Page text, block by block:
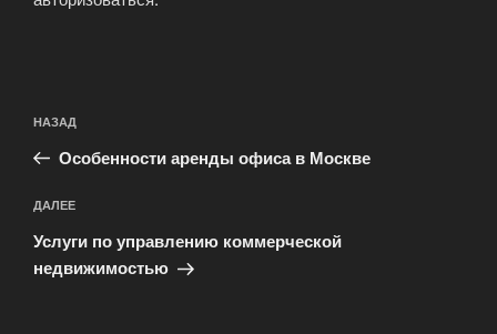
по
записям
Предыдущая
запись:
НАЗАД
Особенности аренды офиса в Москве
Следующая
запись
ДАЛЕЕ
Услуги по управлению коммерческой
недвижимостью